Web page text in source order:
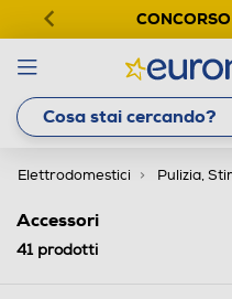
Elettrodomestici Pulizia,
Accessori
41prodotti